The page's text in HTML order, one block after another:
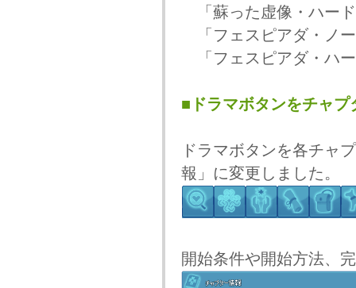
「蘇った虚像・ハー
「フェスピアダ・ノ
「フェスピアダ・ハ
■ドラマボタンをチャ
ドラマボタンを各チャ
報」に変更しました。
開始条件や開始方法、